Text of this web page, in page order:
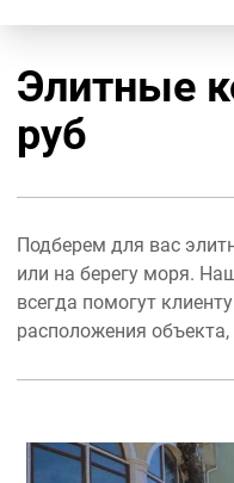
Элитные
руб
Подберем для вас
или на берегу моря.
всегда помогут
расположения